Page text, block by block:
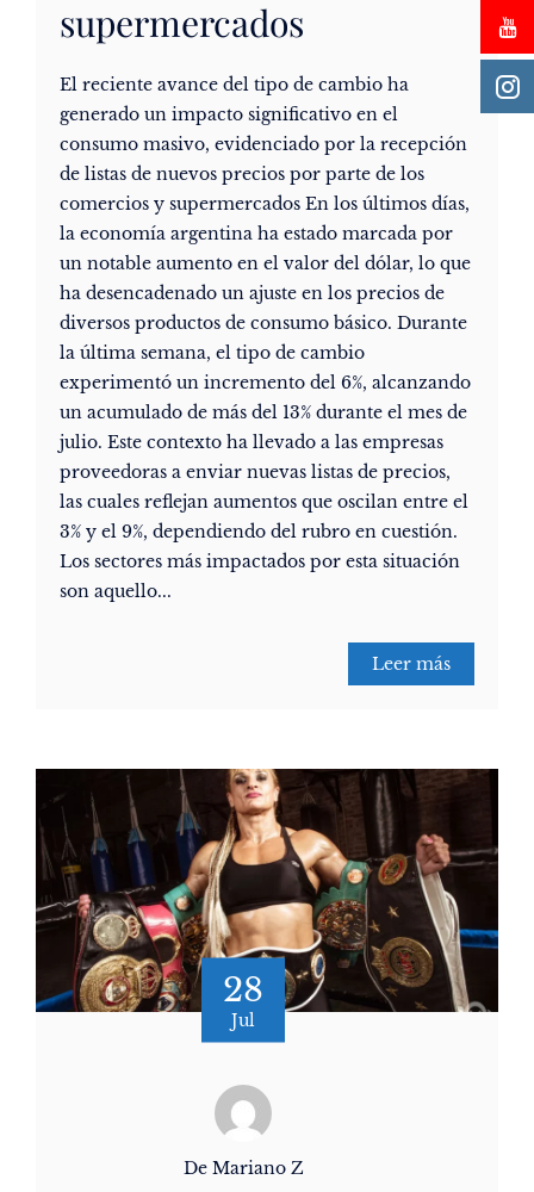
supermercados
El reciente avance del tipo de cambio ha
generado un impacto significativo en el
consumo masivo, evidenciado por la recepción
de listas de nuevos precios por parte de los
comercios y supermercados En los últimos días,
la economía argentina ha estado marcada por
un notable aumento en el valor del dólar, lo que
ha desencadenado un ajuste en los precios de
diversos productos de consumo básico. Durante
la última semana, el tipo de cambio
experimentó un incremento del 6%, alcanzando
un acumulado de más del 13% durante el mes de
julio. Este contexto ha llevado a las empresas
proveedoras a enviar nuevas listas de precios,
las cuales reflejan aumentos que oscilan entre el
3% y el 9%, dependiendo del rubro en cuestión.
Los sectores más impactados por esta situación
son aquello...
Leer más
28
Jul
De Mariano Z